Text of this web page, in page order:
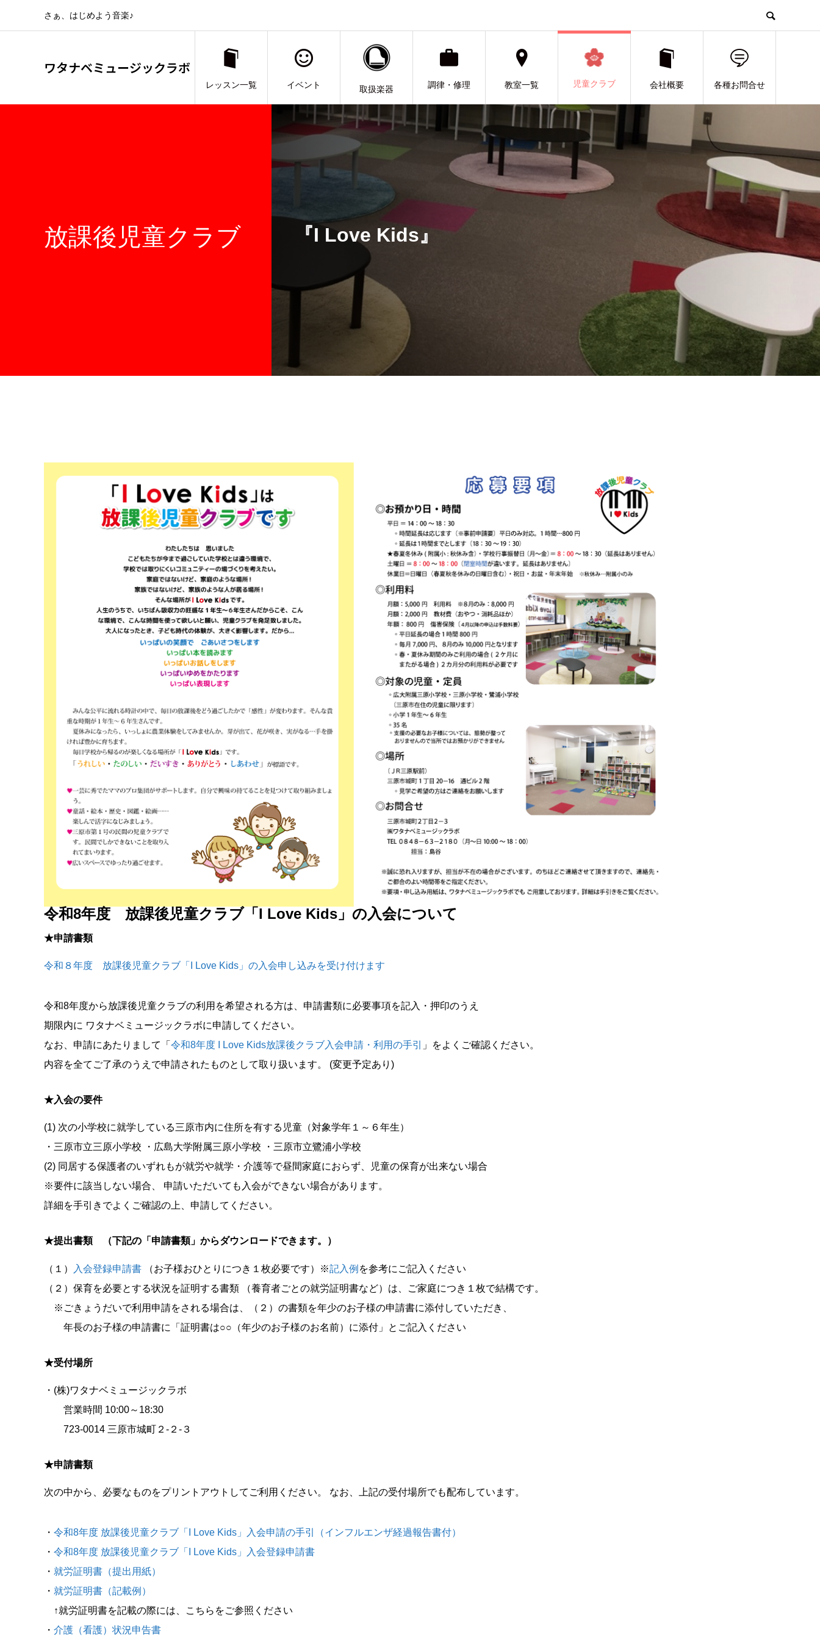
さぁ、はじめよう音楽♪
ワタナベミュージックラボ
レッスン一覧 イベント 取扱楽器 調律・修理 教室一覧 児童クラブ 会社概要 各種お問合せ
放課後児童クラブ 『I Love Kids』
令和8年度 放課後児童クラブ「I Love Kids」の入会について
★申請書類
令和８年度 放課後児童クラブ「I Love Kids」の入会申し込みを受け付けます
令和8年度から放課後児童クラブの利用を希望される方は、申請書類に必要事項を記入・押印のうえ
期限内に ワタナベミュージックラボに申請してください。
なお、申請にあたりまして「 令和8年度 I Love Kids放課後クラブ入会申請・利用の手引
」をよくご確認ください。
内容を全てご了承のうえで申請されたものとして取り扱います。 (変更予定あり)
★入会の要件
(1) 次の小学校に就学している三原市内に住所を有する児童（対象学年１～６年生）
・三原市立三原小学校 ・広島大学附属三原小学校 ・三原市立鷺浦小学校
(2) 同居する保護者のいずれもが就労や就学・介護等で昼間家庭におらず、児童の保育が出来ない場合
※要件に該当しない場合、 申請いただいても入会ができない場合があります。
詳細を手引きでよくご確認の上、申請してください。
★提出書類 （下記の「申請書類」からダウンロードできます。）
（１） 入会登録申請書 （お子様おひとりにつき１枚必要です）※記入例 を参考にご記入ください
（２）保育を必要とする状況を証明する書類 （養育者ごとの就労証明書など）は、ご家庭につき１枚で結構です。
※ごきょうだいで利用申請をされる場合は、（２）の書類を年少のお子様の申請書に添付していただき、
年長のお子様の申請書に「証明書は○○（年少のお子様のお名前）に添付」とご記入ください
★受付場所
・(株)ワタナベミュージックラボ
営業時間 10:00～18:30
723-0014 三原市城町２-２-３
★申請書類
次の中から、必要なものをプリントアウトしてご利用ください。 なお、上記の受付場所でも配布しています。
・ 令和8年度 放課後児童クラブ「I Love Kids」入会申請の手引（インフルエンザ経過報告書付）
・ 令和8年度 放課後児童クラブ「I Love Kids」入会登録申請書
・ 就労証明書（提出用紙）
・ 就労証明書（記載例）
↑就労証明書を記載の際には、こちらをご参照ください
・ 介護（看護）状況申告書